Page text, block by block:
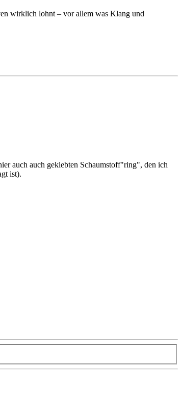
wirklich lohnt – vor allem was Klang und
auch auch geklebten Schaumstoff"ring", den ich
ist).